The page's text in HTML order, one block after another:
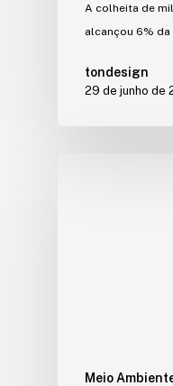
A colheita de
alcançou 6% da
tondesign
29 de junho de
Meio